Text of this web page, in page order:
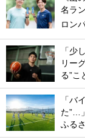
名ラ
ロン
「少
リー
る”こ
「バ
た”…
ふる